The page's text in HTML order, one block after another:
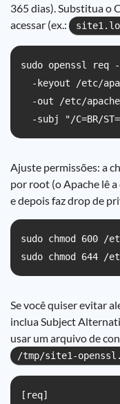
365 dias). Substitua o
acessar (ex.:
sudo openssl req
-keyout /etc/
-out /etc/
-subj "/C=BR/
Ajuste permissões: a
por root (o Apache lê
e depois faz drop de
sudo chmod 600 /
sudo chmod 644
Se você quiser evitar
inclua Subject
usar um arquivo de
/tmp/site1-
[req]